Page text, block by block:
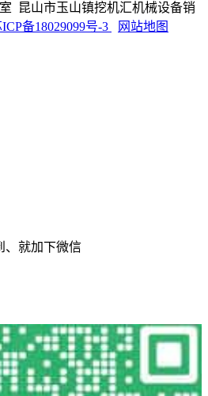
昆山市玉山镇挖机汇机械设备销
ICP备18029099号-3 网站地图
、就加下微信